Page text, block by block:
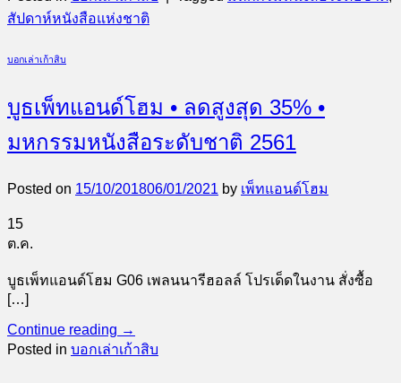
สัปดาห์หนังสือแห่งชาติ
บอกเล่าเก้าสิบ
บูธเพ็ทแอนด์โฮม • ลดสูงสุด 35% •
มหกรรมหนังสือระดับชาติ 2561
Posted on 15/10/201806/01/2021 by เพ็ทแอนด์โฮม
15
ต.ค.
บูธเพ็ทแอนด์โฮม G06 เพลนนารีฮอลล์ โปรเด็ดในงาน สั่งซื้อ
[…]
Continue reading →
Posted in บอกเล่าเก้าสิบ